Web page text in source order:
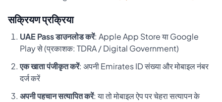
सक्रियण प्रक्रिया
UAE Pass डाउनलोड करें: Apple App Store या Google
Play से (प्रकाशक: TDRA / Digital Government)
एक खाता पंजीकृत करें: अपनी Emirates ID संख्या और मोबाइल नंबर
दर्ज करें
अपनी पहचान सत्यापित करें: या तो मोबाइल ऐप पर चेहरा सत्यापन के